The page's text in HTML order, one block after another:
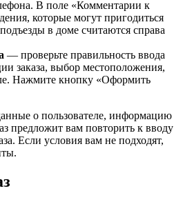
В поле «Комментарии к
которые могут пригодиться
в доме считаются справа
— проверьте правильность ввода
заказа, выбор местоположения,
Нажмите кнопку «Оформить
о пользователе, информацию
предложит вам повторить к вводу
Если условия вам не подходят,